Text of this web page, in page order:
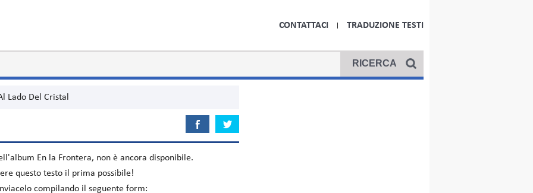
CONTATTACI TRADUZIONE TESTI
Lado Del Cristal
En la Frontera, non è ancora disponibile.
questo testo il prima possibile!
compilando il seguente form: